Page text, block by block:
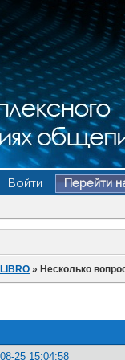
Войти Перейти
»Несколько
25 15:04:58